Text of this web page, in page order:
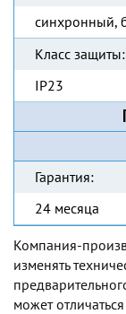
синхронный,
Класс защиты:
IP23
Гарантия:
24 месяца
Компания-
изменять
может